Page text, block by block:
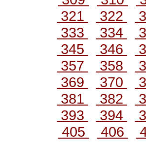
321
322
333
334
345
346
357
358
369
370
381
382
393
394
405
406